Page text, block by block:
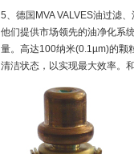
5、德国MVA VALVES油过滤
他们提供市场领先的油净化系
量。高达100纳米(0.1µm)的颗
清洁状态，以实现最大效率。